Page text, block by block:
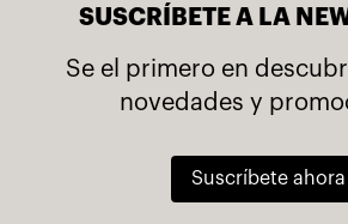
SUSCRÍBETE A LA
Se el primero en
novedades y
Suscríbete ahora